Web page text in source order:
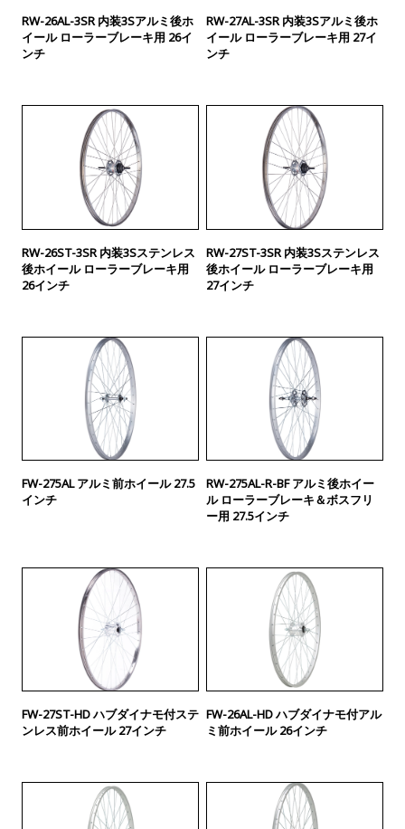
RW-26AL-3SR 内装3Sアルミ後ホ
イール ローラーブレーキ用 26イ
ンチ
RW-27AL-3SR 内装3Sアルミ後ホ
イール ローラーブレーキ用 27イ
ンチ
RW-26ST-3SR 内装3Sステンレス
後ホイール ローラーブレーキ用
26インチ
RW-27ST-3SR 内装3Sステンレス
後ホイール ローラーブレーキ用
27インチ
FW-275AL アルミ前ホイール 27.5
インチ
RW-275AL-R-BF アルミ後ホイー
ル ローラーブレーキ＆ボスフリ
ー用 27.5インチ
FW-27ST-HD ハブダイナモ付ステ
ンレス前ホイール 27インチ
FW-26AL-HD ハブダイナモ付アル
ミ前ホイール 26インチ